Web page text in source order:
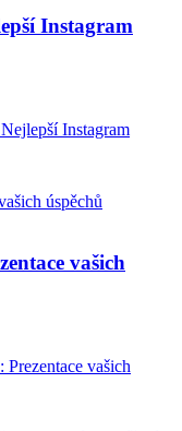
Instagram
Instagram
vašich
vašich